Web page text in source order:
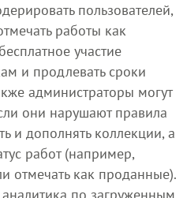
пользователей,
работы как
участие
и продлевать сроки
администраторы могут
они нарушают правила
и дополнять коллекции, а
работ (например,
отмечать как проданные).